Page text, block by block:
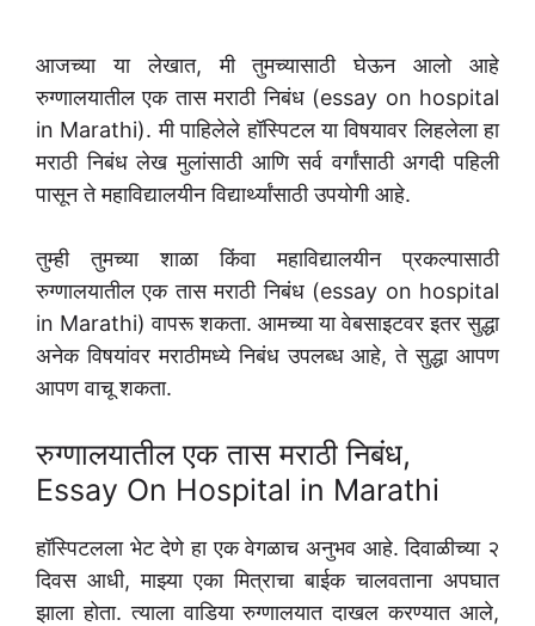
आजच्या या लेखात, मी तुमच्यासाठी घेऊन आलो आहे
रुग्णालयातील एक तास मराठी निबंध (essay on hospital
in Marathi). मी पाहिलेले हॉस्पिटल या विषयावर लिहलेला हा
मराठी निबंध लेख मुलांसाठी आणि सर्व वर्गांसाठी अगदी पहिली
पासून ते महाविद्यालयीन विद्यार्थ्यांसाठी उपयोगी आहे.
तुम्ही तुमच्या शाळा किंवा महाविद्यालयीन प्रकल्पासाठी
रुग्णालयातील एक तास मराठी निबंध (essay on hospital
in Marathi) वापरू शकता. आमच्या या वेबसाइटवर इतर सुद्धा
अनेक विषयांवर मराठीमध्ये निबंध उपलब्ध आहे, ते सुद्धा आपण
आपण वाचू शकता.
रुग्णालयातील एक तास मराठी निबंध,
Essay On Hospital in Marathi
हॉस्पिटलला भेट देणे हा एक वेगळाच अनुभव आहे. दिवाळीच्या २
दिवस आधी, माझ्या एका मित्राचा बाईक चालवताना अपघात
झाला होता. त्याला वाडिया रुग्णालयात दाखल करण्यात आले,